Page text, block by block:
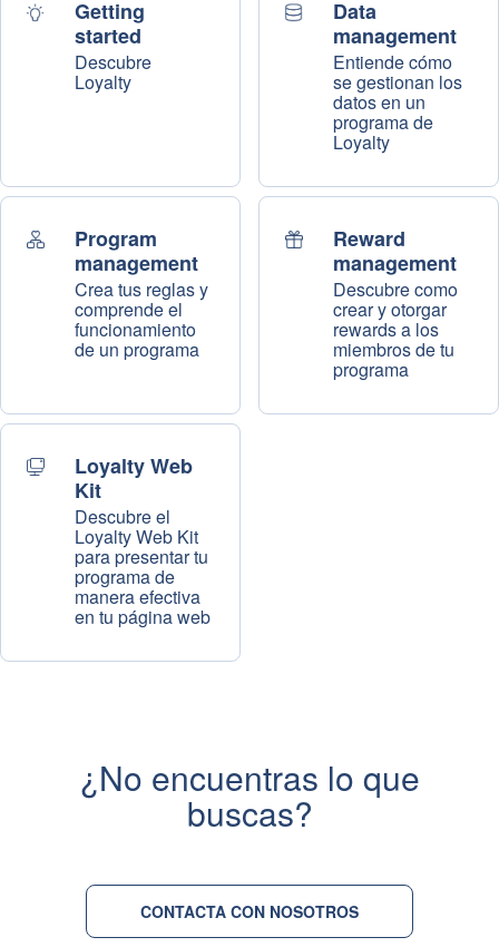
Getting
started
Descubre
Loyalty
Data
management
Entiende cómo
se gestionan los
datos en un
programa de
Loyalty
Program
management
Crea tus reglas y
comprende el
funcionamiento
de un programa
Reward
management
Descubre como
crear y otorgar
rewards a los
miembros de tu
programa
Loyalty Web
Kit
Descubre el
Loyalty Web Kit
para presentar tu
programa de
manera efectiva
en tu página web
¿No encuentras lo que
buscas?
CONTACTA CON NOSOTROS